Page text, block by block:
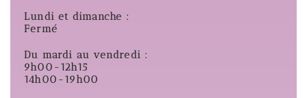
Lundi et dimanche :
Fermé
Du mardi au vendredi :
9h00-12h15
14h00-19h00